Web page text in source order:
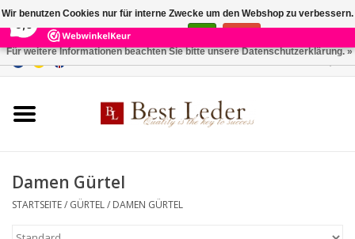
231 Reviews ×
Startseite
Damentaschen
Geldbörsen
Damen Gürtel
STARTSEITE/ GÜRTEL/ DAMEN GÜRTEL
Wir benutzen Cookies nur für interne Zwecke um den Webshop zu verbessern.
Ist das in Ordnung?
Für weitere Informationen beachten Sie bitte unsere Datenschutzerklärung. »